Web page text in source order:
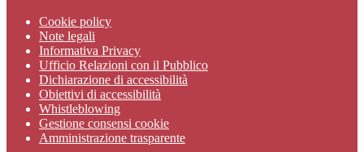
Cookie policy
Note legali
Informativa Privacy
Ufficio Relazioni con il Pubblico
Dichiarazione di accessibilità
Obiettivi di accessibilità
Whistleblowing
Gestione consensi cookie
Amministrazione trasparente